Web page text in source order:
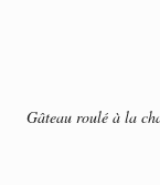
Gâteau roulé à la